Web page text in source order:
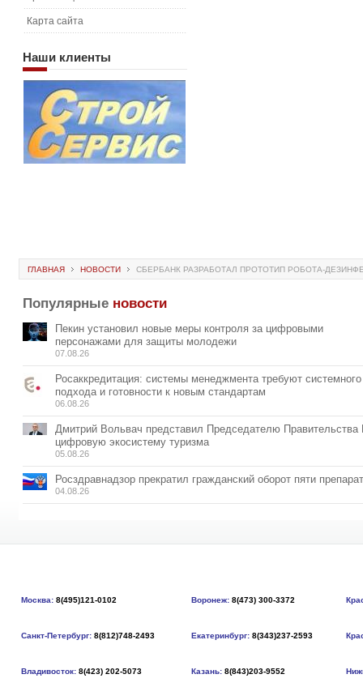
Карта сайта
Наши клиенты
ГЛАВНАЯ НОВОСТИ СБЕРБАНК РАЗРАБОТАЛ ПРОТОТИП РОБОТА-
Популярные новости
Пекин установил новые меры контроля за цифровыми
персонажами для защиты молодежи
07.08.26
Росаккредитация: системы менеджмента требуют системного
подхода и готовности к новым стандартам
06.08.26
Дмитрий Вольвач представил Председателю
цифровую экосистему туризма
05.08.26
Росздравнадзор прекратил гражданский оборот пяти
04.08.26
Москва: 8(495)121-0102 Воронеж: 8(473) 300-3372
Санкт-Петербург: 8(812)748-2493 Екатеринбург: 8(343)237-2593
Владивосток: 8(423) 202-5073 Казань: 8(843)203-9552